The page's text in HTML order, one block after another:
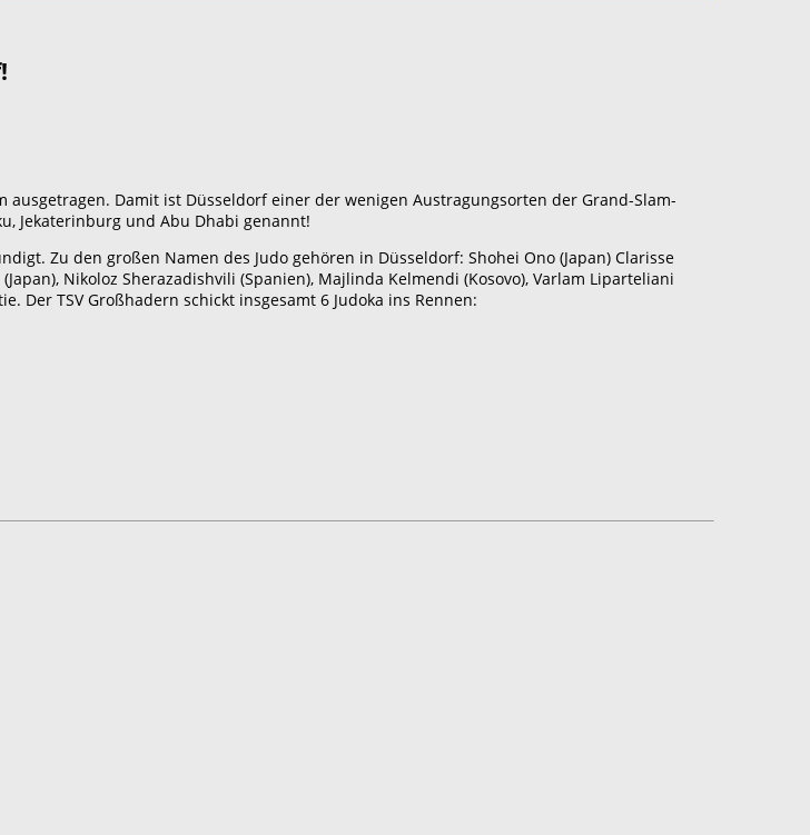
Damit ist Düsseldorf einer der wenigen Austragungsorten der Grand-Slam-
Jekaterinburg und Abu Dhabi genannt!
Zu den großen Namen des Judo gehören in Düsseldorf: Shohei Ono (Japan) Clarisse
Nikoloz Sherazadishvili (Spanien), Majlinda Kelmendi (Kosovo), Varlam Liparteliani
Der TSV Großhadern schickt insgesamt 6 Judoka ins Rennen: